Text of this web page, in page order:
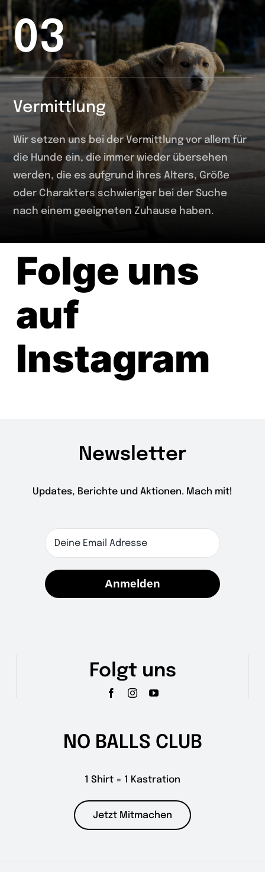
03
Vermittlung
Wir setzen uns bei der Vermittlung vor allem für
die Hunde ein, die immer wieder übersehen
werden, die es aufgrund ihres Alters, Größe
oder Charakters schwieriger bei der Suche
nach einem geeigneten Zuhause haben.
Folge uns
auf
Instagram
Newsletter
Updates, Berichte und Aktionen. Mach mit!
Anmelden
Folgt uns
NO BALLS CLUB
1 Shirt = 1 Kastration
Jetzt Mitmachen